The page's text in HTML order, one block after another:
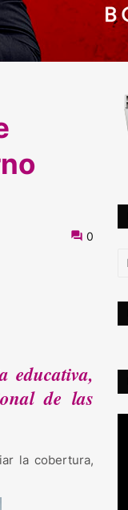
0
educativa,
de las
la cobertura,